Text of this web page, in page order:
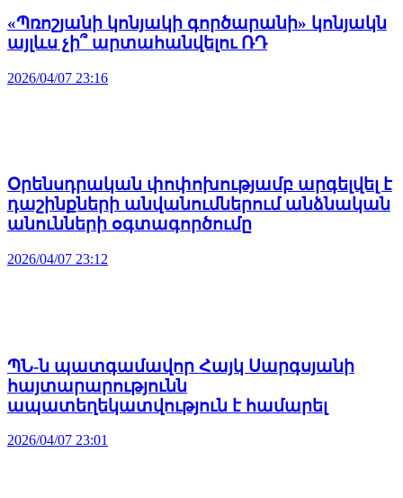
«Պռոշյանի կոնյակի գործարանի» կոնյակն
այլևս չի՞ արտահանվելու ՌԴ
2026/04/07 23:16
Օրենսդրական փոփոխությամբ արգելվել է
դաշինքների անվանումներում անձնական
անունների օգտագործումը
2026/04/07 23:12
ՊՆ-ն պատգամավոր Հայկ Սարգսյանի
հայտարարությունն
ապատեղեկատվություն է համարել
2026/04/07 23:01